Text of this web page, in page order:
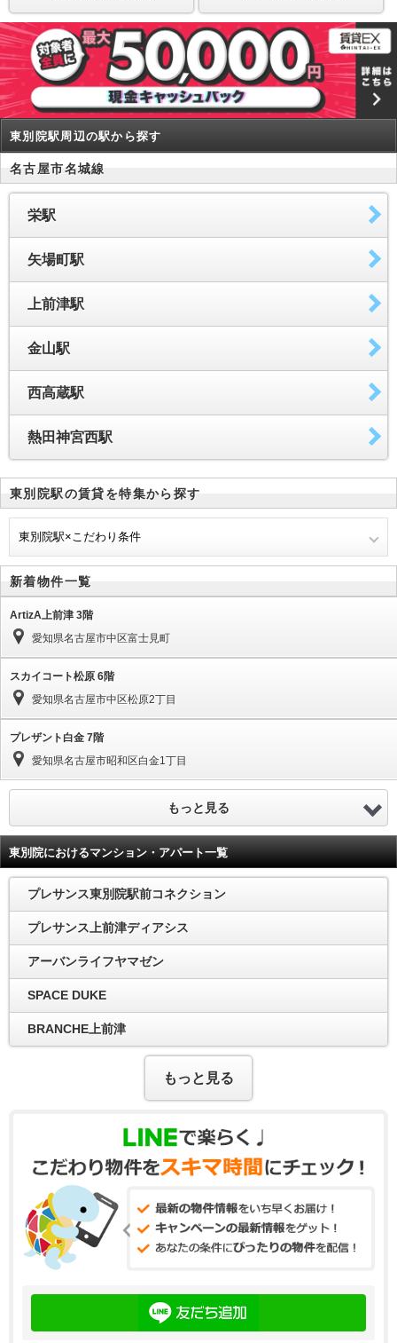
東別院駅周辺の駅から探す
名古屋市名城線
栄駅
矢場町駅
上前津駅
金山駅
西高蔵駅
熱田神宮西駅
東別院駅の賃貸を特集から探す
東別院駅×こだわり条件
新着物件一覧
ArtizA上前津 3階
愛知県名古屋市中区富士見町
スカイコート松原 6階
愛知県名古屋市中区松原2丁目
プレザント白金 7階
愛知県名古屋市昭和区白金1丁目
もっと見る
東別院におけるマンション・アパート一覧
プレサンス東別院駅前コネクション
プレサンス上前津ディアシス
アーバンライフヤマゼン
SPACE DUKE
BRANCHE上前津
もっと見る